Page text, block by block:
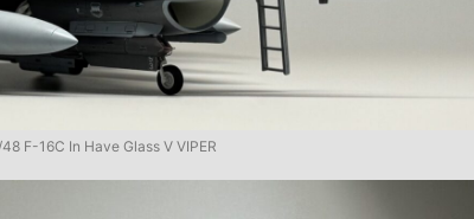
F-16C In Have Glass V VIPER